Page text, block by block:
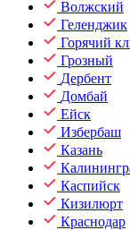
Волжский
Геленджик
Горячий
Грозный
Дербент
Домбай
Ейск
Избербаш
Казань
Каспийск
Кизилюрт
Краснодар